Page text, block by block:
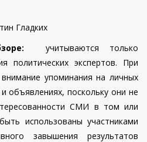
Гладких
учитываются только
политических экспертов. При
упоминания на личных
объявлениях, поскольку они не
СМИ в том или
использованы участниками
завышения результатов